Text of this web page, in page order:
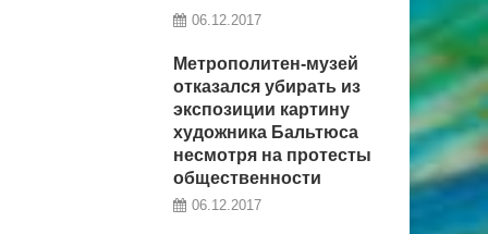
06.12.2017
Метрополитен-музей
отказался убирать из
экспозиции картину
художника Бальтюса
несмотря на протесты
общественности
06.12.2017